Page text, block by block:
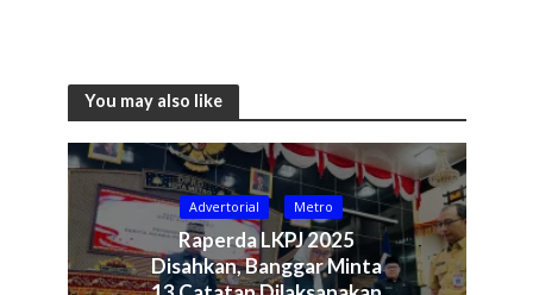
You may also like
Advertorial Metro
Raperda LKPJ 2025
Disahkan, Banggar Minta